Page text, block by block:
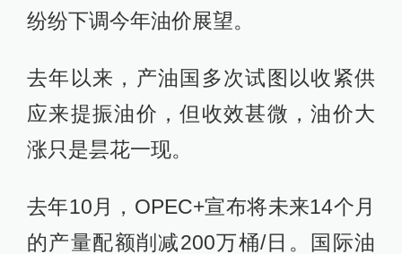
纷纷下调今年油价展望。
去年以来，产油国多次试图以收紧供
应来提振油价，但收效甚微，油价大
涨只是昙花一现。
去年10月，OPEC+宣布将未来14个月
的产量配额削减200万桶/日。国际油